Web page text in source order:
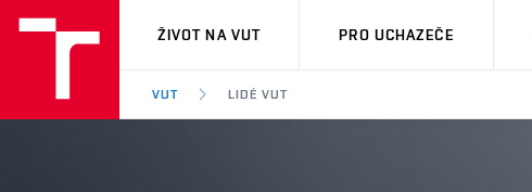
VUT
ŽIVOT NA VUT PRO UCHAZEČE
VUT LIDÉ VUT